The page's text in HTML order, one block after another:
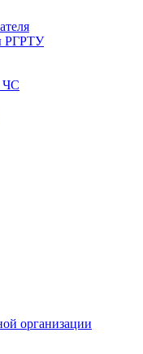
РГРТУ
ЧС
организации